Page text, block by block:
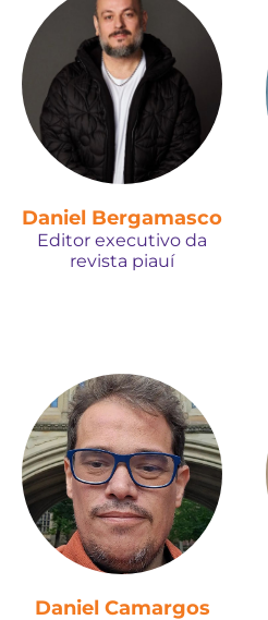
Daniel Bergamasco
Editor executivo da
revista piauí
Daniel Camargos